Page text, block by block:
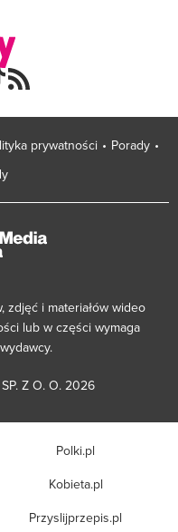
prywatności
Porady
zdjęć i materiałów wideo
lub w części wymaga
Z O. O. 2026
Polki.pl
Kobieta.pl
Przyslijprzepis.pl